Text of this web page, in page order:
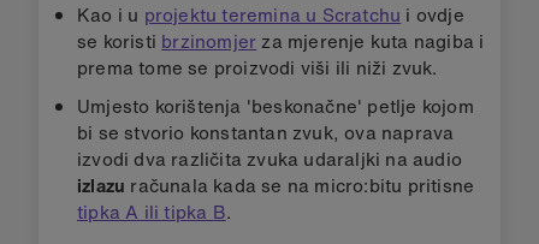
Kao i u projektu teremina u Scratchu i ovdje
se koristi brzinomjerza mjerenje kuta nagiba i
prema tome se proizvodi viši ili niži zvuk.
Umjesto korištenja 'beskonačne' petlje kojom
bi se stvorio konstantan zvuk, ova naprava
izvodi dva različita zvuka udaraljki na audio
izlazu računala kada se na micro:bitu pritisne
tipka A ili tipka B.